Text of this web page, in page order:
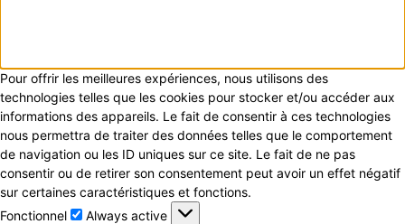
Pour offrir les meilleures expériences, nous utilisons des
technologies telles que les cookies pour stocker et/ou accéder aux
informations des appareils. Le fait de consentir à ces technologies
nous permettra de traiter des données telles que le comportement
de navigation ou les ID uniques sur ce site. Le fait de ne pas
consentir ou de retirer son consentement peut avoir un effet négatif
sur certaines caractéristiques et fonctions.
Fonctionnel
Fonctionnel
Always active